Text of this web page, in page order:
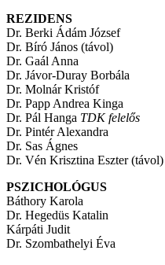
REZIDENS
Dr. Berki Ádám József
Dr. Bíró János (távol)
Dr. Gaál Anna
Dr. Jávor-Duray Borbála
Dr. Molnár Kristóf
Dr. Papp Andrea Kinga
Dr. Pál Hanga TDK felelős
Dr. Pintér Alexandra
Dr. Sas Ágnes
Dr. Vén Krisztina Eszter (távol)
PSZICHOLÓGUS
Báthory Karola
Dr. Hegedüs Katalin
Kárpáti Judit
Dr. Szombathelyi Éva